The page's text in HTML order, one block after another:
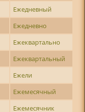
Ежедневный
Ежедневно
Ежеквартально
Ежеквартальный
Ежели
Ежемесячный
Ежемесячник